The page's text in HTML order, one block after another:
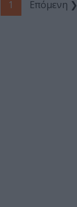
1 Επόμενη ❯